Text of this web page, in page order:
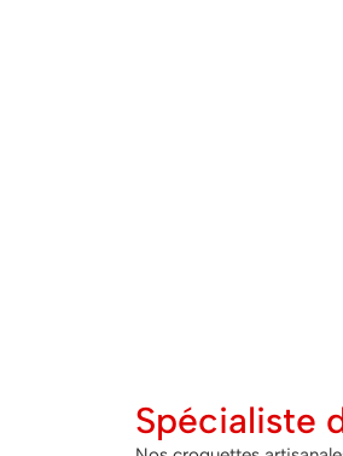
Spécialiste